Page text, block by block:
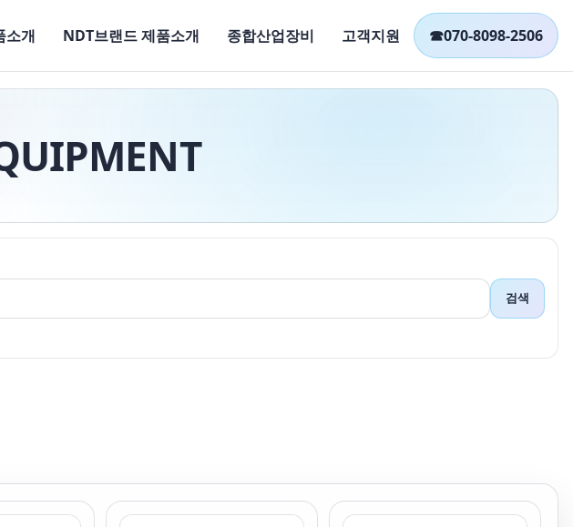
소개 NDT브랜드 제품소개 종합산업장비 고객지원 ☎070-8098-2506
검색